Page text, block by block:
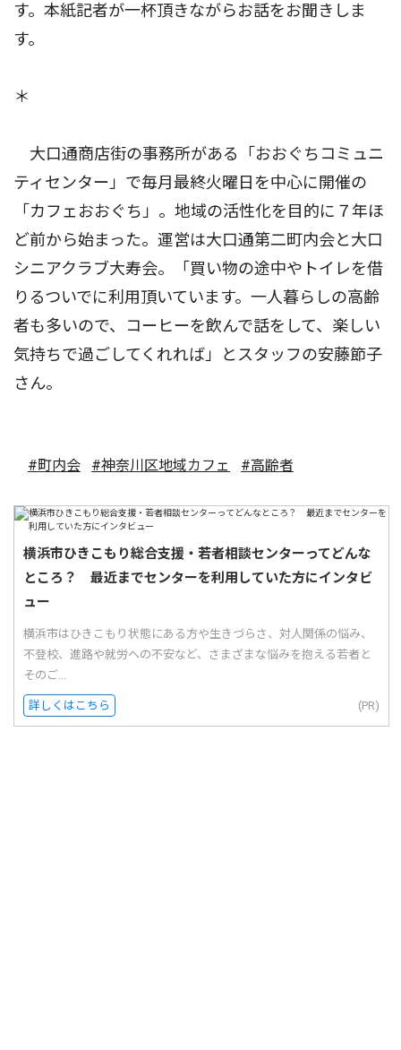
す。本紙記者が一杯頂きながらお話をお聞きしま
す。
＊
大口通商店街の事務所がある「おおぐちコミュニ
ティセンター」で毎月最終火曜日を中心に開催の
「カフェおおぐち」。地域の活性化を目的に７年ほ
ど前から始まった。運営は大口通第二町内会と大口
シニアクラブ大寿会。「買い物の途中やトイレを借
りるついでに利用頂いています。一人暮らしの高齢
者も多いので、コーヒーを飲んで話をして、楽しい
気持ちで過ごしてくれれば」とスタッフの安藤節子
さん。
#町内会 #神奈川区地域カフェ #高齢者
横浜市ひきこもり総合支援・若者相談センターってどんな
ところ？ 最近までセンターを利用していた方にインタビ
ュー
横浜市はひきこもり状態にある方や生きづらさ、対人関係の悩み、
不登校、進路や就労への不安など、さまざまな悩みを抱える若者と
そのご...
詳しくはこちら (PR)